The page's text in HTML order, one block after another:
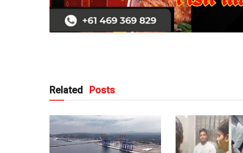
Related Posts